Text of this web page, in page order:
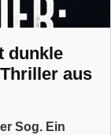
dunkle
aus
Sog. Ein